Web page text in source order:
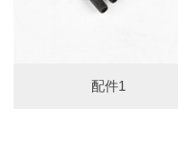
配件1